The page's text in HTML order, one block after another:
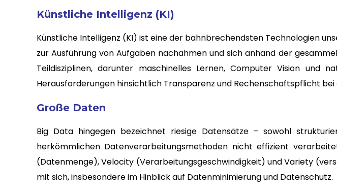
Künstliche Intelligenz (KI)
Künstliche Intelligenz (KI) ist eine der bahnbrechendsten Technologien
zur Ausführung von Aufgaben nachahmen und sich anhand der
Teildisziplinen, darunter maschinelles Lernen, Computer Vision und
Herausforderungen hinsichtlich Transparenz und Rechenschaftspflicht
Große Daten
Big Data hingegen bezeichnet riesige Datensätze – sowohl
herkömmlichen Datenverarbeitungsmethoden nicht effizient
(Datenmenge), Velocity (Verarbeitungsgeschwindigkeit) und Variety
mit sich, insbesondere im Hinblick auf Datenminimierung und Datenschutz.